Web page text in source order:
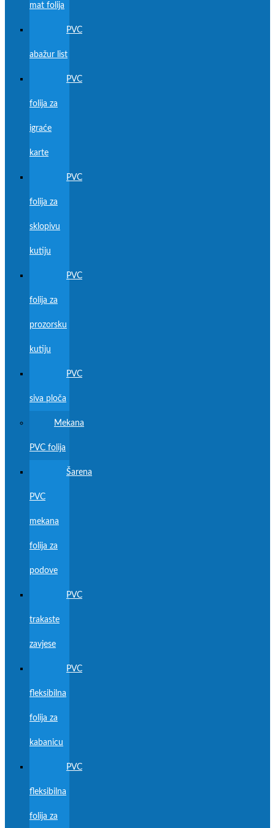
mat folija
PVC
abažur list
PVC
folija za
igraće
karte
PVC
folija za
sklopivu
kutiju
PVC
folija za
prozorsku
kutiju
PVC
siva ploča
Mekana
PVC folija
Šarena
PVC
mekana
folija za
podove
PVC
trakaste
zavjese
PVC
fleksibilna
folija za
kabanicu
PVC
fleksibilna
folija za